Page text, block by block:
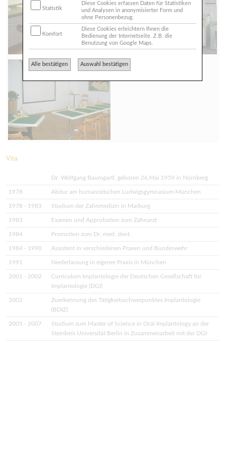
Vita
Dr. Wolfgang Baumgartl, geboren 26.Mai 1959 in Nürnberg
1978 Abitur am humanistischen Ludwigsgymnasium München
1978 - 1983 Studium der Zahnmedizin in Marburg
1983 Examen und Approbation zum Zahnarzt
1984 Promotion zum Dr. med. dent.
1984 - 1990 Assistent in verschiedenen Praxen und Bundeswehr
1991 Niederlassung in eigener Praxis in München
2001 - 2002
Curriculum Implantologie der Deutschen Gesellschaft für
Implantologie (DGI)
2002
Zuerkennung des Tätigkeitsschwerpunktes Implantologie
(BDIZ)
2005 - 2007
Studium zum Master of Science in Oral Implantology an der
Steinbeis Universität Berlin in Zusammenarbeit mit der DGI
Statistik
Diese Cookies erfassen Daten für Statistiken
und Analysen in anonymisierter Form und
ohne Personenbezug.
Komfort
Diese Cookies erleichtern Ihnen die
Bedienung der Internetseite. Z.B. die
Benutzung von Google Maps.
Alle bestätigen Auswahl bestätigen